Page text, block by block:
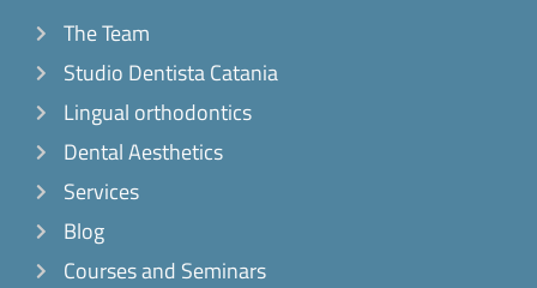
The Team
Studio Dentista Catania
Lingual orthodontics
Dental Aesthetics
Services
Blog
Courses and Seminars